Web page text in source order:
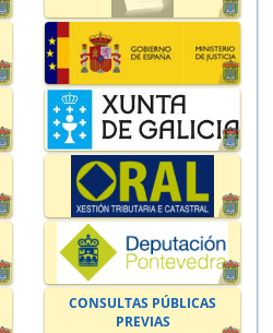
CONSULTAS PÚBLICAS
PREVIAS